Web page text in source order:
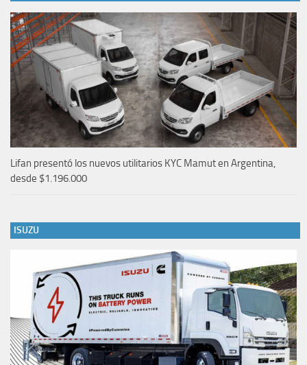
Lifan presentó los nuevos utilitarios KYC Mamut en Argentina,
desde $1.196.000
ISUZU